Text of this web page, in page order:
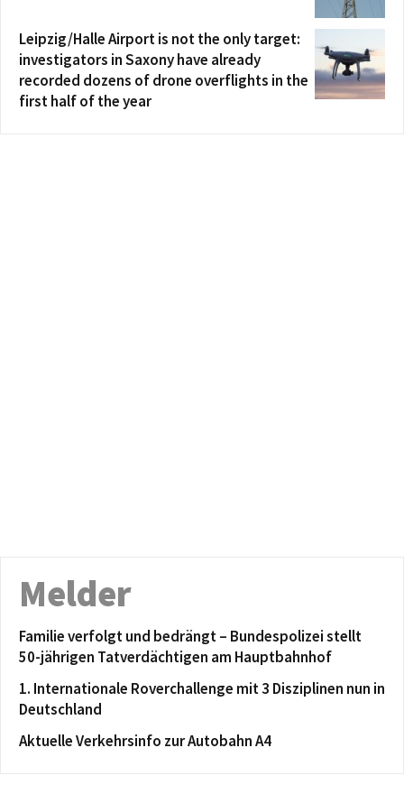
Leipzig/Halle Airport is not the only target:
investigators in Saxony have already
recorded dozens of drone overflights in the
first half of the year
Melder
Familie verfolgt und bedrängt – Bundespolizei stellt
50-jährigen Tatverdächtigen am Hauptbahnhof
1. Internationale Roverchallenge mit 3 Disziplinen nun in
Deutschland
Aktuelle Verkehrsinfo zur Autobahn A4